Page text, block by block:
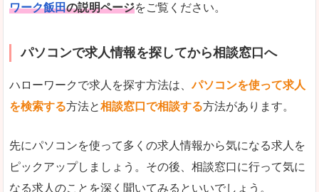
ワーク飯田の説明ページをご覧ください。
パソコンで求人情報を探してから相談窓口へ
ハローワークで求人を探す方法は、パソコンを使って求人
を検索する方法と相談窓口で相談する方法があります。
先にパソコンを使って多くの求人情報から気になる求人を
ピックアップしましょう。その後、相談窓口に行って気に
なる求人のことを深く聞いてみるといいでしょう。